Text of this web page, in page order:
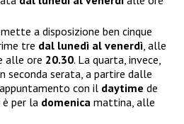
a disposizione ben cinque
tre dal lunedì al venerdì, alle
alle ore 20.30. La quarta, invece,
seconda serata, a partire dalle
con il daytime de
è per la domenica mattina, alle